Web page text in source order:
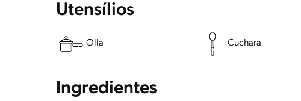
Utensílios
Olla Cuchara
Ingredientes